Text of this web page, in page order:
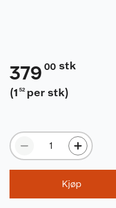
379 00 stk
(1 52 per stk)
Kjøp